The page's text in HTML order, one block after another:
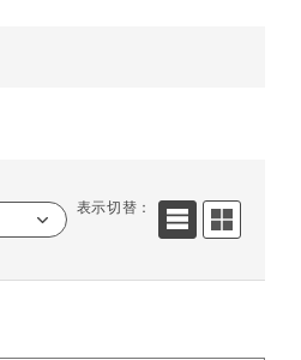
表示切替：